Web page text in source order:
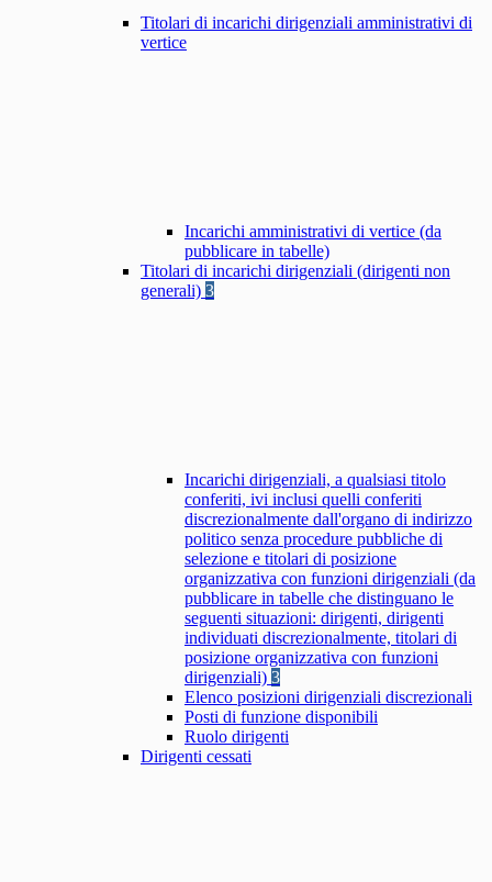
Titolari di incarichi dirigenziali amministrativi di
vertice
Incarichi amministrativi di vertice (da
pubblicare in tabelle)
Titolari di incarichi dirigenziali (dirigenti non
generali) 3
Incarichi dirigenziali, a qualsiasi titolo
conferiti, ivi inclusi quelli conferiti
discrezionalmente dall'organo di indirizzo
politico senza procedure pubbliche di
selezione e titolari di posizione
organizzativa con funzioni dirigenziali (da
pubblicare in tabelle che distinguano le
seguenti situazioni: dirigenti, dirigenti
individuati discrezionalmente, titolari di
posizione organizzativa con funzioni
dirigenziali) 3
Elenco posizioni dirigenziali discrezionali
Posti di funzione disponibili
Ruolo dirigenti
Dirigenti cessati